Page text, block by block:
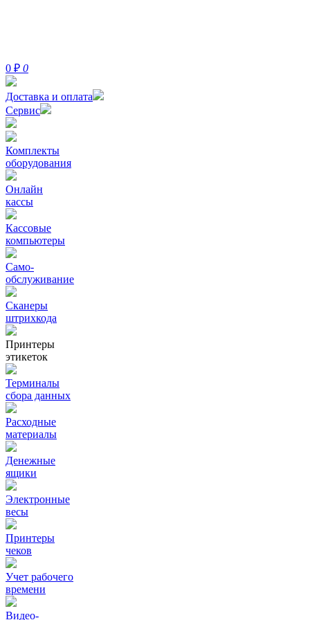
0 ₽ 0
Доставка и оплата
Сервис
Комплекты
оборудования
Онлайн
кассы
Кассовые
компьютеры
Само-
обслуживание
Сканеры
штрихкода
Принтеры
этикеток
Терминалы
сбора данных
Расходные
материалы
Денежные
ящики
Электронные
весы
Принтеры
чеков
Учет рабочего
времени
Видео‑